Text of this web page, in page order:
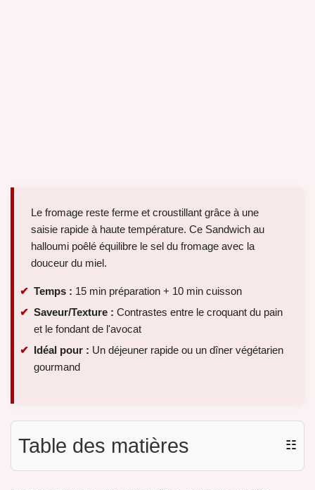
Le fromage reste ferme et croustillant grâce à une
saisie rapide à haute température. Ce Sandwich au
halloumi poêlé équilibre le sel du fromage avec la
douceur du miel.
Temps : 15 min préparation + 10 min cuisson
Saveur/Texture : Contrastes entre le croquant du pain
et le fondant de l'avocat
Idéal pour : Un déjeuner rapide ou un dîner végétarien
gourmand
Table des matières ☷